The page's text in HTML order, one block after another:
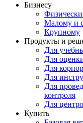
Бизнесу
Малому и
Крупному
Продукты и
Для
Для
Для
Для
Для
контроля
Для
Купить